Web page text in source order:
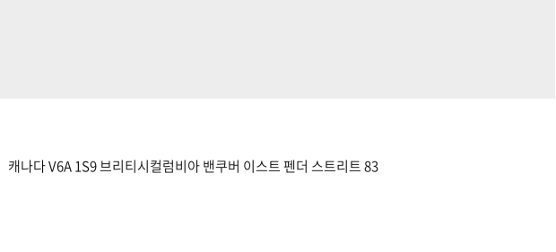
캐나다 V6A 1S9 브리티시컬럼비아 밴쿠버 이스트 펜더 스트리트 83